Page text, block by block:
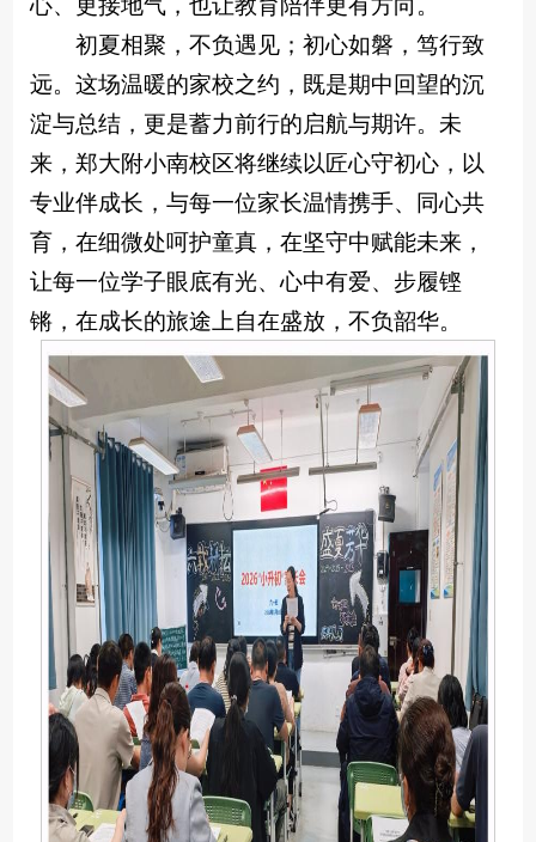
初夏相聚，不负遇见；初心如磐，笃行致
远。这场温暖的家校之约，既是期中回望的沉
淀与总结，更是蓄力前行的启航与期许。未
来，郑大附小南校区将继续以匠心守初心，以
专业伴成长，与每一位家长温情携手、同心共
育，在细微处呵护童真，在坚守中赋能未来，
让每一位学子眼底有光、心中有爱、步履铿
锵，在成长的旅途上自在盛放，不负韶华。